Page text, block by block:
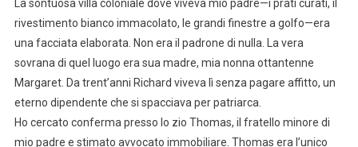
La sontuosa villa coloniale dove viveva mio padre—i prati curati, il
rivestimento bianco immacolato, le grandi finestre a golfo—era
una facciata elaborata. Non era il padrone di nulla. La vera
sovrana di quel luogo era sua madre, mia nonna ottantenne
Margaret. Da trent’anni Richard viveva lì senza pagare affitto, un
eterno dipendente che si spacciava per patriarca.
Ho cercato conferma presso lo zio Thomas, il fratello minore di
mio padre e stimato avvocato immobiliare. Thomas era l’unico